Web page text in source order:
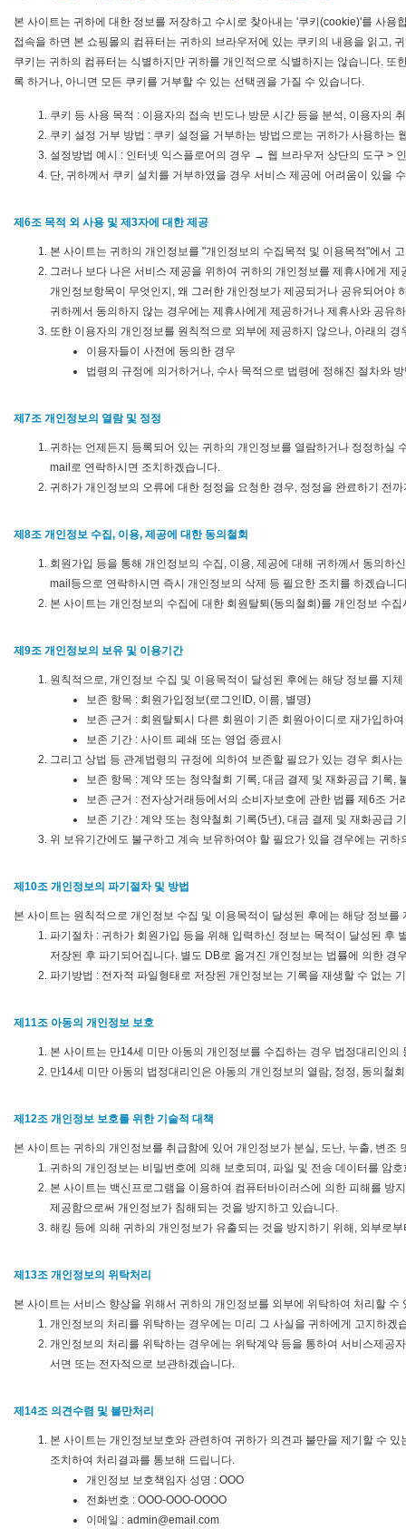
본 사이트는 귀하에 대한 정보를 저장하고 수시로 찾아내는 '쿠키(cookie)'를 사
접속을 하면 본 쇼핑몰의 컴퓨터는 귀하의 브라우저에 있는 쿠키의 내용을 읽고,
쿠키는 귀하의 컴퓨터는 식별하지만 귀하를 개인적으로 식별하지는 않습니다.
록 하거나, 아니면 모든 쿠키를 거부할 수 있는 선택권을 가질 수 있습니다.
쿠키 등 사용 목적 : 이용자의 접속 빈도나 방문 시간 등을 분석, 이용자의
쿠키 설정 거부 방법 : 쿠키 설정을 거부하는 방법으로는 귀하가 사용하
설정방법 예시 : 인터넷 익스플로어의 경우 → 웹 브라우저 상단의 도구 >
단, 귀하께서 쿠키 설치를 거부하였을 경우 서비스 제공에 어려움이 있을
제6조 목적 외 사용 및 제3자에 대한 제공
본 사이트는 귀하의 개인정보를 "개인정보의 수집목적 및 이용목적"에서
그러나 보다 나은 서비스 제공을 위하여 귀하의 개인정보를 제휴사에게
개인정보항목이 무엇인지, 왜 그러한 개인정보가 제공되거나 공유되어야
귀하께서 동의하지 않는 경우에는 제휴사에게 제공하거나 제휴사와 공유
또한 이용자의 개인정보를 원칙적으로 외부에 제공하지 않으나, 아래의 경
이용자들이 사전에 동의한 경우
법령의 규정에 의거하거나, 수사 목적으로 법령에 정해진 절차와
제7조 개인정보의 열람 및 정정
귀하는 언제든지 등록되어 있는 귀하의 개인정보를 열람하거나 정정하실
mail로 연락하시면 조치하겠습니다.
귀하가 개인정보의 오류에 대한 정정을 요청한 경우, 정정을 완료하기 전
제8조 개인정보 수집, 이용, 제공에 대한 동의철회
회원가입 등을 통해 개인정보의 수집, 이용, 제공에 대해 귀하께서 동의
mail등으로 연락하시면 즉시 개인정보의 삭제 등 필요한 조치를 하겠습니
본 사이트는 개인정보의 수집에 대한 회원탈퇴(동의철회)를 개인정보 수
제9조 개인정보의 보유 및 이용기간
원칙적으로, 개인정보 수집 및 이용목적이 달성된 후에는 해당 정보를 지
보존 항목 : 회원가입정보(로그인ID, 이름, 별명)
보존 근거 : 회원탈퇴시 다른 회원이 기존 회원아이디로 재가입하
보존 기간 : 사이트 폐쇄 또는 영업 종료시
그리고 상법 등 관계법령의 규정에 의하여 보존할 필요가 있는 경우 회사
보존 항목 : 계약 또는 청약철회 기록, 대금 결제 및 재화공급 기록,
보존 근거 : 전자상거래등에서의 소비자보호에 관한 법률 제6조 거
보존 기간 : 계약 또는 청약철회 기록(5년), 대금 결제 및 재화공급
위 보유기간에도 불구하고 계속 보유하여야 할 필요가 있을 경우에는 귀하
제10조 개인정보의 파기절차 및 방법
본 사이트는 원칙적으로 개인정보 수집 및 이용목적이 달성된 후에는 해당 정보
파기절차 : 귀하가 회원가입 등을 위해 입력하신 정보는 목적이 달성된 후
저장된 후 파기되어집니다. 별도 DB로 옮겨진 개인정보는 법률에 의한
파기방법 : 전자적 파일형태로 저장된 개인정보는 기록을 재생할 수 없는
제11조 아동의 개인정보 보호
본 사이트는 만14세 미만 아동의 개인정보를 수집하는 경우 법정대리인의
만14세 미만 아동의 법정대리인은 아동의 개인정보의 열람, 정정, 동의철
제12조 개인정보 보호를 위한 기술적 대책
본 사이트는 귀하의 개인정보를 취급함에 있어 개인정보가 분실, 도난, 누출, 변
귀하의 개인정보는 비밀번호에 의해 보호되며, 파일 및 전송 데이터를 암
본 사이트는 백신프로그램을 이용하여 컴퓨터바이러스에 의한 피해를 방
제공함으로써 개인정보가 침해되는 것을 방지하고 있습니다.
해킹 등에 의해 귀하의 개인정보가 유출되는 것을 방지하기 위해, 외부로
제13조 개인정보의 위탁처리
본 사이트는 서비스 향상을 위해서 귀하의 개인정보를 외부에 위탁하여 처리할 수
개인정보의 처리를 위탁하는 경우에는 미리 그 사실을 귀하에게 고지하겠
개인정보의 처리를 위탁하는 경우에는 위탁계약 등을 통하여 서비스제공
서면 또는 전자적으로 보관하겠습니다.
제14조 의견수렴 및 불만처리
본 사이트는 개인정보보호와 관련하여 귀하가 의견과 불만을 제기할 수
조치하여 처리결과를 통보해 드립니다.
개인정보 보호책임자 성명 : OOO
전화번호 : OOO-OOO-OOOO
이메일 : admin@email.com